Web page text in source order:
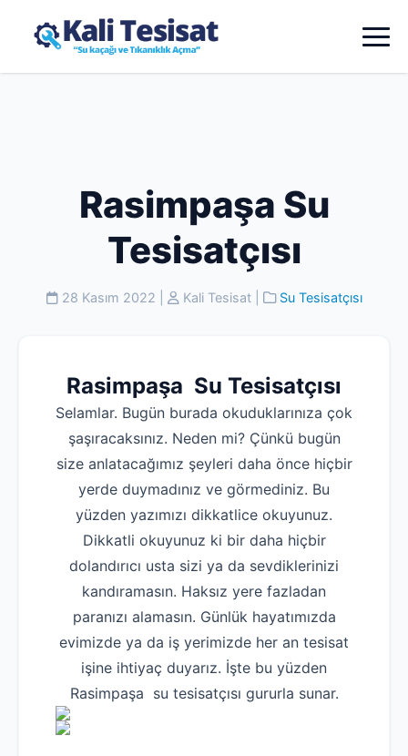
Rasimpaşa Su
Tesisatçısı
28 Kasım 2022 Kali Tesisat| Su Tesisatçısı
Rasimpaşa Su Tesisatçısı
Selamlar. Bugün burada okuduklarınıza çok
şaşıracaksınız. Neden mi? Çünkü bugün
size anlatacağımız şeyleri daha önce hiçbir
yerde duymadınız ve görmediniz. Bu
yüzden yazımızı dikkatlice okuyunuz.
Dikkatli okuyunuz ki bir daha hiçbir
dolandırıcı usta sizi ya da sevdiklerinizi
kandıramasın. Haksız yere fazladan
paranızı alamasın. Günlük hayatımızda
evimizde ya da iş yerimizde her an tesisat
işine ihtiyaç duyarız. İşte bu yüzden
Rasimpaşa su tesisatçısı gururla sunar.